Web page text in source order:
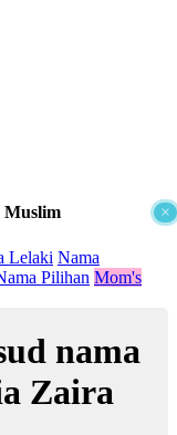
×
Muslim
Lelaki Nama
Pilihan Mom's
nama
Zaira